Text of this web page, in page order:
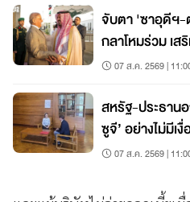
จับตา 'ซาอุดีฯ
กลาโหมร่วม เ
คุกคาม
07 ส.ค. 2569 |
สหรัฐ-ประธาน
ซูจี’ อย่างไม่มีเงื่
07 ส.ค. 2569 |